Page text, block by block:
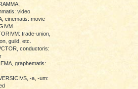
video
cinematis: movie
trade-union,
guild, etc.
conductoris:
graphematis:
-a, -um: